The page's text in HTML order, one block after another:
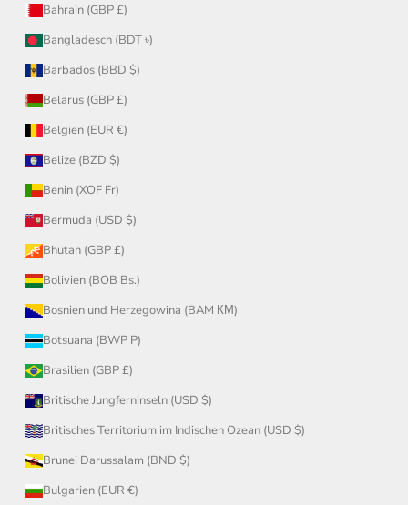
Bahrain (GBP £)
Bangladesch (BDT ৳)
Barbados (BBD $)
Belarus (GBP £)
Belgien (EUR €)
Belize (BZD $)
Benin (XOF Fr)
Bermuda (USD $)
Bhutan (GBP £)
Bolivien (BOB Bs.)
Bosnien und Herzegowina (BAM КМ)
Botsuana (BWP P)
Brasilien (GBP £)
Britische Jungferninseln (USD $)
Britisches Territorium im Indischen Ozean (USD $)
Brunei Darussalam (BND $)
Bulgarien (EUR €)